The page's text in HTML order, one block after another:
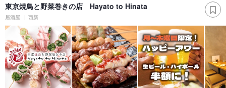
東京焼鳥と野菜巻きの店 Hayato to Hinata
居酒屋 西新